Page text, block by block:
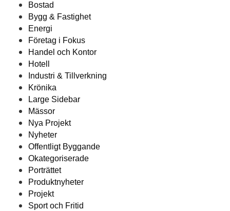
Bostad
Bygg & Fastighet
Energi
Företag i Fokus
Handel och Kontor
Hotell
Industri & Tillverkning
Krönika
Large Sidebar
Mässor
Nya Projekt
Nyheter
Offentligt Byggande
Okategoriserade
Porträttet
Produktnyheter
Projekt
Sport och Fritid